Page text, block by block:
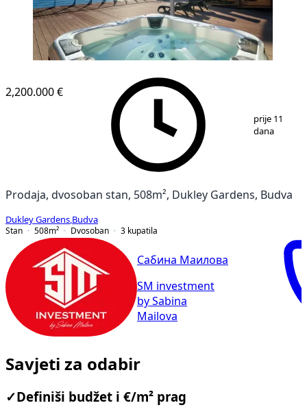
2,200.000 €
prije 11
dana
Prodaja, dvosoban stan, 508m², Dukley Gardens, Budva
Dukley Gardens Budva
Stan
508m² Dvosoban 3 kupatila
Сабина Маилова
SM investment
by Sabina
Mailova
Savjeti za odabir
✓ Definiši budžet i €/m² prag